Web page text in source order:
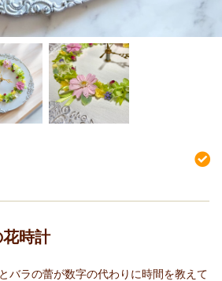
時計
バラの蕾が数字の代わりに時間を教えて